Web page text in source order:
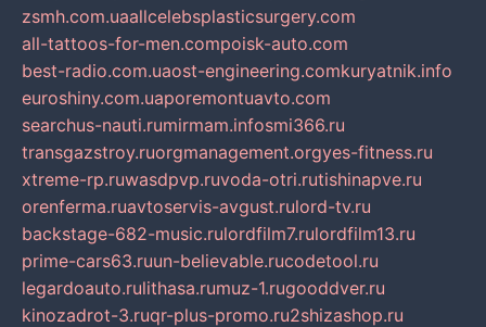
zsmh.com.uaallcelebsplasticsurgery.com
all-tattoos-for-men.compoisk-auto.com
best-radio.com.uaost-engineering.comkuryatnik.info
euroshiny.com.uaporemontuavto.com
searchus-nauti.rumirmam.infosmi366.ru
transgazstroy.ruorgmanagement.orgyes-fitness.ru
xtreme-rp.ruwasdpvp.ruvoda-otri.rutishinapve.ru
orenferma.ruavtoservis-avgust.rulord-tv.ru
backstage-682-music.rulordfilm7.rulordfilm13.ru
prime-cars63.ruun-believable.rucodetool.ru
legardoauto.rulithasa.rumuz-1.rugooddver.ru
kinozadrot-3.ruqr-plus-promo.ru2shizashop.ru